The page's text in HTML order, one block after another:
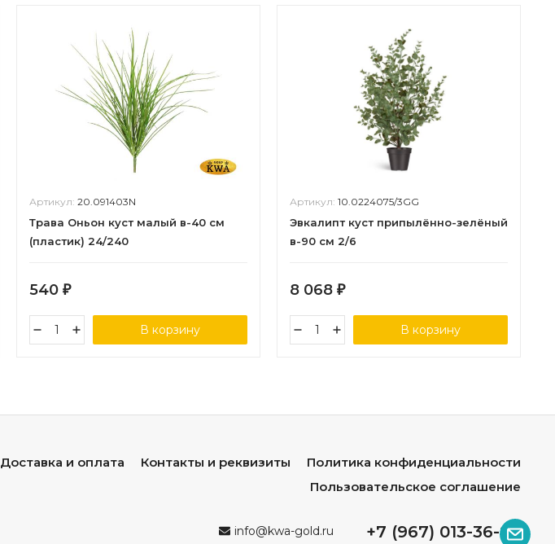
Артикул: 20.091403N
Трава Оньон куст малый в-40 см
(пластик) 24/240
540 ₽
В корзину
Артикул: 10.0224075/3GG
Эвкалипт куст припылённо-зелёный
в-90 см 2/6
8 068 ₽
В корзину
Доставка и оплата Контакты и реквизиты
Политика конфиденциальности
Пользовательское соглашение
info@kwa-gold.ru +7 (967) 013-36-96